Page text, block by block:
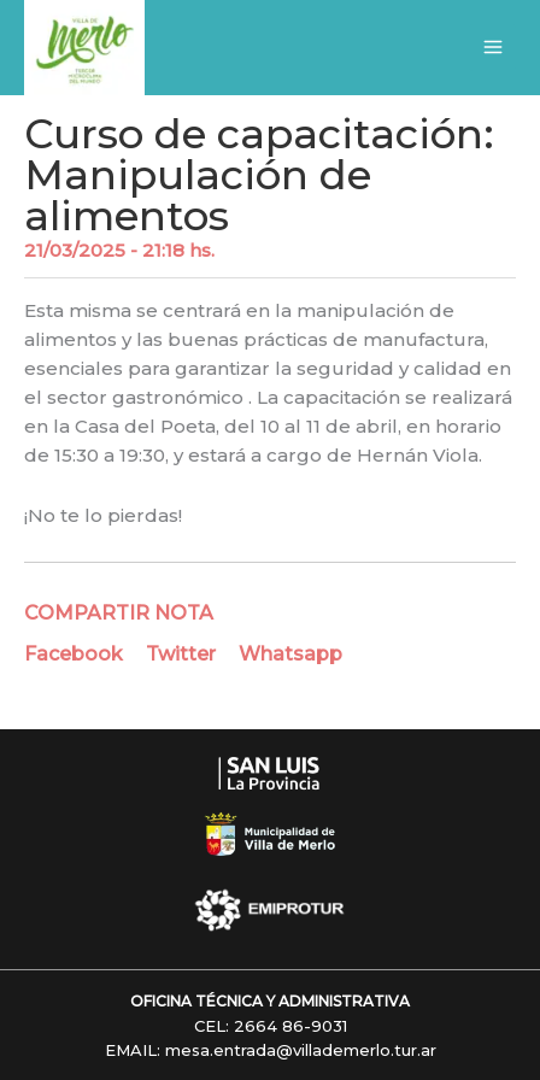
contenido
Curso de capacitación:
Manipulación de
alimentos
21/03/2025 - 21:18 hs.
Esta misma se centrará en la manipulación de
alimentos y las buenas prácticas de manufactura,
esenciales para garantizar la seguridad y calidad en
el sector gastronómico . La capacitación se realizará
en la Casa del Poeta, del 10 al 11 de abril, en horario
de 15:30 a 19:30, y estará a cargo de Hernán Viola.
¡No te lo pierdas!
COMPARTIR NOTA
Facebook
Twitter Whatsapp
OFICINA TÉCNICA Y ADMINISTRATIVA
CEL: 2664 86-9031
EMAIL: mesa.entrada@villademerlo.tur.ar